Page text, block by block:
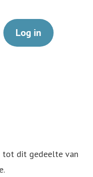
Log in
tot dit gedeelte van